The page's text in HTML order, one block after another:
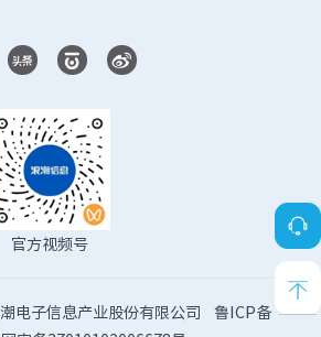
官方视频号
子信息产业股份有限公司 鲁ICP备